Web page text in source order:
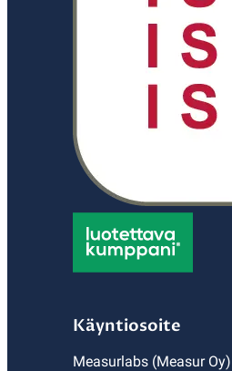
Käyntiosoite
Measurlabs (Measur Oy)